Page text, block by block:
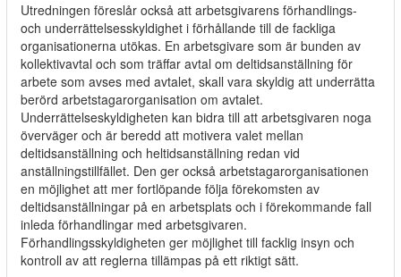
Utredningen föreslår också att arbetsgivarens förhandlings-
och underrättelsesskyldighet i förhållande till de fackliga
organisationerna utökas. En arbetsgivare som är bunden av
kollektivavtal och som träffar avtal om deltidsanställning för
arbete som avses med avtalet, skall vara skyldig att underrätta
berörd arbetstagarorganisation om avtalet.
Underrättelseskyldigheten kan bidra till att arbetsgivaren noga
överväger och är beredd att motivera valet mellan
deltidsanställning och heltidsanställning redan vid
anställningstillfället. Den ger också arbetstagarorganisationen
en möjlighet att mer fortlöpande följa förekomsten av
deltidsanställningar på en arbetsplats och i förekommande fall
inleda förhandlingar med arbetsgivaren.
Förhandlingsskyldigheten ger möjlighet till facklig insyn och
kontroll av att reglerna tillämpas på ett riktigt sätt.